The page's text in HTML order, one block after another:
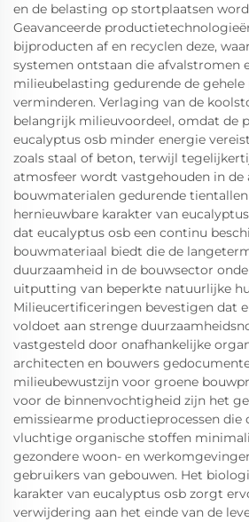
en de belasting op stortplaatsen
Geavanceerde
bijproducten af en recyclen deze,
systemen ontstaan die afvalstromen
milieubelasting gedurende de
verminderen. Verlaging van de
belangrijk milieuvoordeel, omdat de
eucalyptus osb minder energie
zoals staal of beton, terwijl
atmosfeer wordt vastgehouden in de
bouwmaterialen gedurende
hernieuwbare karakter van
dat eucalyptus osb een continu
bouwmateriaal biedt die de
duurzaamheid in de bouwsector
uitputting van beperkte natuurlijke
Milieucertificeringen bevestigen dat
voldoet aan strenge
vastgesteld door onafhankelijke
architecten en bouwers
milieubewustzijn voor groene
voor de binnenvochtigheid zijn het
emissiearme productieprocessen die
vluchtige organische stoffen
gezondere woon- en
gebruikers van gebouwen. Het
karakter van eucalyptus osb zorgt
verwijdering aan het einde van de